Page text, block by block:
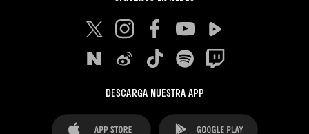
DESCARGA NUESTRA APP